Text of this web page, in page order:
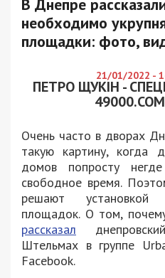
В Днепре
необходимо
площадки: фото,
21/01/2022 -
ПЕТРО ЩУКІН -
Очень часто в дворах
такую картину, когда
домов попросту
свободное время.
решают установкой
площадок. О том,
рассказал
Штельмах в группе
Facebook.